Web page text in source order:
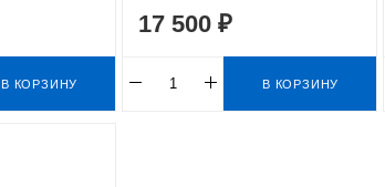
В КОРЗИНУ
17 500 ₽
В КОРЗИНУ